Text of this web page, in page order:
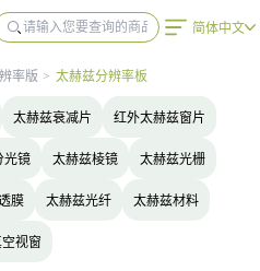
简体中文
率版 > 太赫兹分辨率板
太赫兹衰减片 红外太赫兹窗片
光镜 太赫兹棱镜 太赫兹光栅
膜 太赫兹光纤 太赫兹材料
视窗